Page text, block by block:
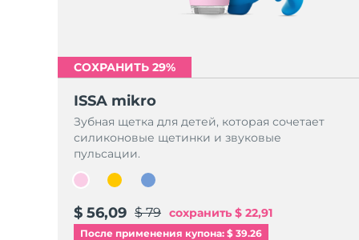
СОХРАНИТЬ 29%
ISSA mikro
Зубная щетка для детей, которая сочетает
силиконовые щетинки и звуковые
пульсации.
$ 56,09 $ 79 сохранить $ 22,91
После применения купона: $ 39.26